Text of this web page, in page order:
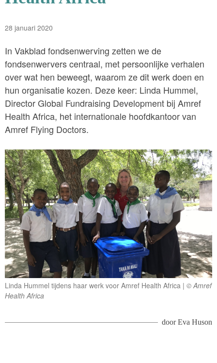
28 januari 2020
In Vakblad fondsenwerving zetten we de
fondsenwervers centraal, met persoonlijke verhalen
over wat hen beweegt, waarom ze dit werk doen en
hun organisatie kozen. Deze keer: Linda Hummel,
Director Global Fundraising Development bij Amref
Health Africa, het internationale hoofdkantoor van
Amref Flying Doctors.
Linda Hummel tijdens haar werk voor Amref Health Africa © Amref
Health Africa
doorEva Huson